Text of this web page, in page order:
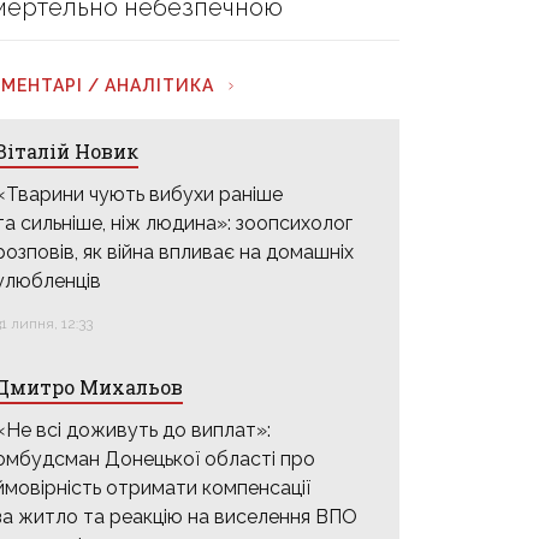
небезпечною
/ АНАЛІТИКА
Новик
чують вибухи раніше
сильніше, ніж людина»: зоопсихолог
як війна впливає на домашніх
липня, 12:33
Михальов
всі доживуть до виплат»:
Донецької області про
отримати компенсації
житло та реакцію на виселення ВПО